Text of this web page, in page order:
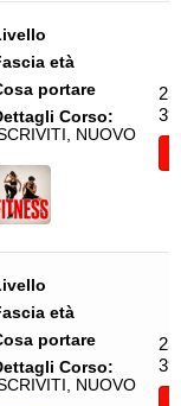
Dance
Contaminato
'80-'90
Ventre
Claudia Borri
Claudia Ristani
Claudio Rossi
Crissa
David Bellay
Dorian Kuqi
Elisa Bartolini
Elisa Mazzarolo
Erika Geddo
età
portare
Corso:
NUOVO
età
portare
Corso:
NUOVO